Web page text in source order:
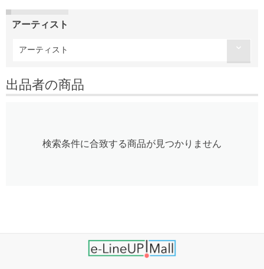
アーティスト
アーティスト
出品者の商品
検索条件に合致する商品が見つかりません